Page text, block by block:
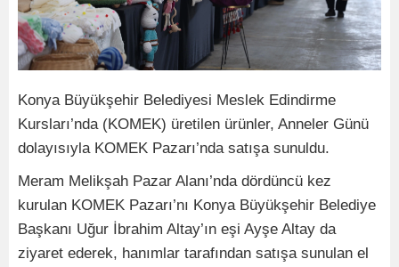
Konya Büyükşehir Belediyesi Meslek Edindirme
Kursları’nda (KOMEK) üretilen ürünler, Anneler Günü
dolayısıyla KOMEK Pazarı’nda satışa sunuldu.
Meram Melikşah Pazar Alanı’nda dördüncü kez
kurulan KOMEK Pazarı’nı Konya Büyükşehir Belediye
Başkanı Uğur İbrahim Altay’ın eşi Ayşe Altay da
ziyaret ederek, hanımlar tarafından satışa sunulan el